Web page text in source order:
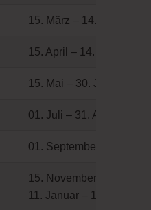
15. März – 14. April
15. April – 14. Mai
15. Mai – 30. Juni
01. Juli – 31. August
01. September – 14.
15. November – 22.
11. Januar – 14. März